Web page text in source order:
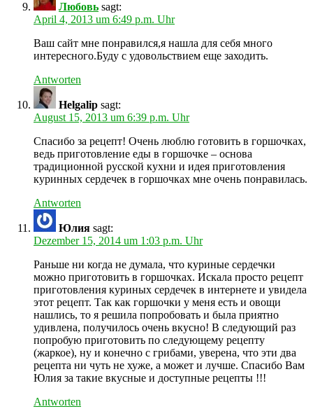
Любовь sagt:
April 4, 2013 um 6:49 p.m. Uhr
Ваш сайт мне понравился,я нашла для себя много
интересного.Буду с удовольствием еще заходить.
Antworten
Helgalip sagt:
August 15, 2013 um 6:39 p.m. Uhr
Спасибо за рецепт! Очень люблю готовить в горшочках,
ведь приготовление еды в горшочке – основа
традиционной русской кухни и идея приготовления
куринных сердечек в горшочках мне очень понравилась.
Antworten
Юлия sagt:
Dezember 15, 2014 um 1:03 p.m. Uhr
Раньше ни когда не думала, что куриные сердечки
можно приготовить в горшочках. Искала просто рецепт
приготовления куриных сердечек в интернете и увидела
этот рецепт. Так как горшочки у меня есть и овощи
нашлись, то я решила попробовать и была приятно
удивлена, получилось очень вкусно! В следующий раз
попробую приготовить по следующему рецепту
(жаркое), ну и конечно с грибами, уверена, что эти два
рецепта ни чуть не хуже, а может и лучше. Спасибо Вам
Юлия за такие вкусные и доступные рецепты !!!
Antworten